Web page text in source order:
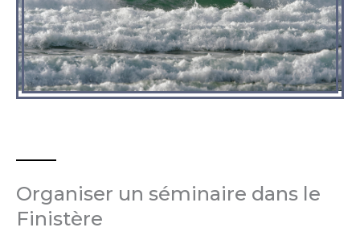
Organiser un séminaire dans le
Finistère